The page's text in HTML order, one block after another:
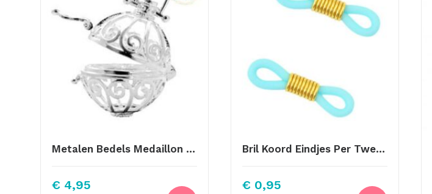
Metalen Bedels Medaillon Licht Zilver 35x25mm
€ 4,95
Bril Koord Eindjes Per Twee Stuks Aqua Goud
€ 0,95